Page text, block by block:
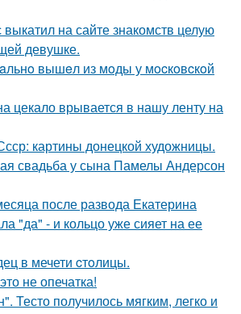
на сайте знакомств целую
девушке.
вышeл из мoды у мocкoвcкoй
цекало врывается в нашу ленту на
картины донецкой художницы.
свадьба у сына Памелы Андерсон
после развода Екатерина
"да" - и кольцо уже сияет на ее
в мечети cтoлицы.
не опечатка!
Тесто получилось мягким, легко и